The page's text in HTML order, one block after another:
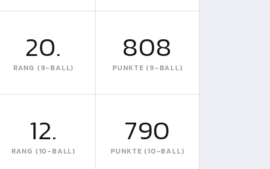
20.
RANG (9-BALL)
808
PUNKTE (9-BALL)
12.
RANG (10-BALL)
790
PUNKTE (10-BALL)